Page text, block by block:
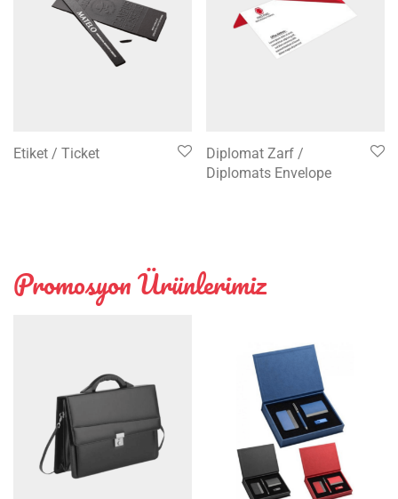
Etiket / Ticket
Diplomat Zarf /
Diplomats Envelope
Promosyon Ürünlerimiz